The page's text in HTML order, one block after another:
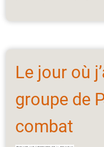
Le jour où
groupe de
combat